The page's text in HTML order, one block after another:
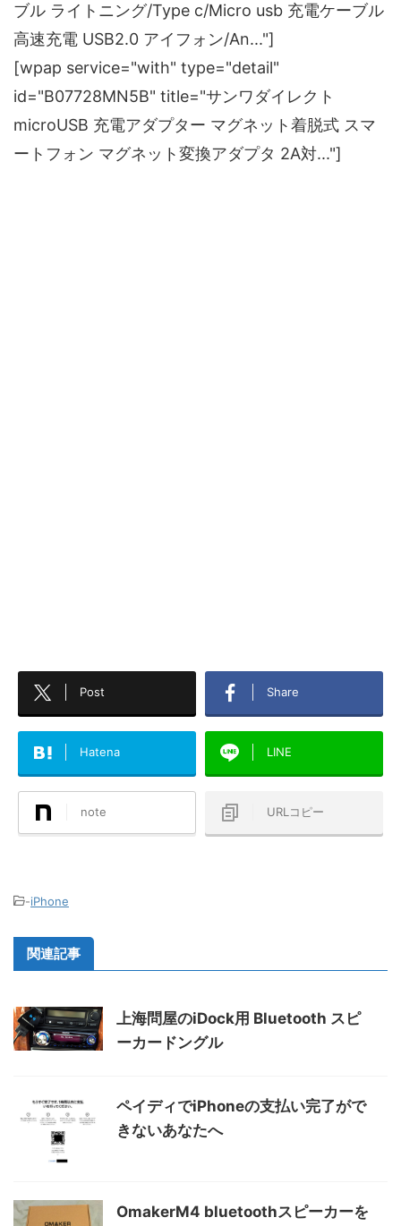
ブル ライトニング/Type c/Micro usb 充電ケーブル
高速充電 USB2.0 アイフォン/An..."]
[wpap service="with" type="detail"
id="B07728MN5B" title="サンワダイレクト
microUSB 充電アダプター マグネット着脱式 スマ
ートフォン マグネット変換アダプタ 2A対..."]
Post Share
Hatena LINE
note URLコピー
-iPhone
関連記事
上海問屋のiDock用 Bluetooth スピ
ーカードングル
ペイディでiPhoneの支払い完了がで
きないあなたへ
OmakerM4 bluetoothスピーカーを